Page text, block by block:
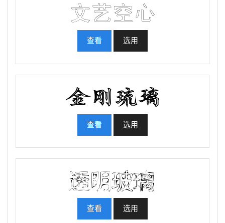
查看 选用
查看 选用
查看 选用